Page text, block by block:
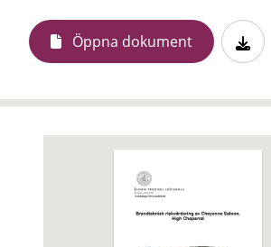
Öppna dokument